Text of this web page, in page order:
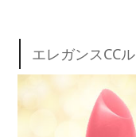
エレガンスCC